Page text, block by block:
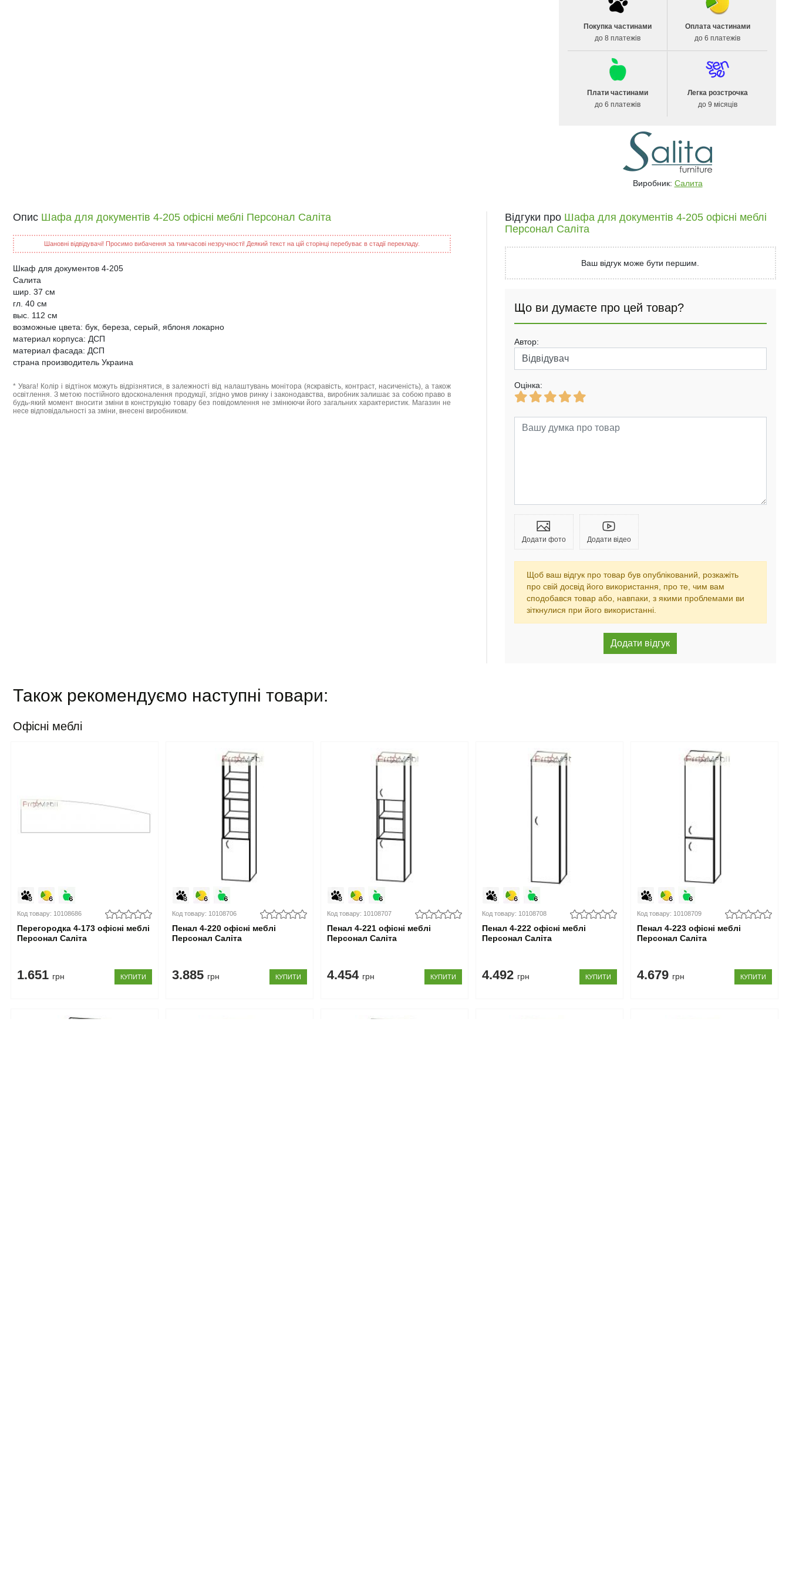
Покупка частинами
до 8 платежів
Оплата частинами
до 6 платежів
Плати частинами
до 6 платежів
Легка розстрочка
до 9 місяців
Виробник: Салита
Опис Шафа для документів 4-205 офісні меблі Персонал Саліта
Шановні відвідувачі! Просимо вибачення за тимчасові незручності! Деякий текст на цій сторінці перебуває в стадії перекладу.
Шкаф для документов 4-205
Салита
шир. 37 см
гл. 40 см
выс. 112 см
возможные цвета: бук, береза, серый, яблоня локарно
материал корпуса: ДСП
материал фасада: ДСП
страна производитель Украина
* Увага! Колір і відтінок можуть відрізнятися, в залежності від налаштувань монітора (яскравість, контраст, насиченість), а також
освітлення. З метою постійного вдосконалення продукції, згідно умов ринку і законодавства, виробник залишає за собою право в
будь-який момент вносити зміни в конструкцію товару без повідомлення не змінюючи його загальних характеристик. Магазин не
несе відповідальності за зміни, внесені виробником.
Відгуки про Шафа для документів 4-205 офісні меблі
Персонал Саліта
Ваш відгук може бути першим.
Що ви думаєте про цей товар?
Автор:
Оцінка:
Додати фото Додати відео
Щоб ваш відгук про товар був опублікований, розкажіть
про свій досвід його використання, про те, чим вам
сподобався товар або, навпаки, з якими проблемами ви
зіткнулися при його використанні.
Також рекомендуємо наступні товари:
Офісні меблі
Код товару: 10108686
Перегородка 4-173 офісні меблі
Персонал Саліта
1.651 грн КУПИТИ
Код товару: 10108706
Пенал 4-220 офісні меблі
Персонал Саліта
3.885 грн КУПИТИ
Код товару: 10108707
Пенал 4-221 офісні меблі
Персонал Саліта
4.454 грн КУПИТИ
Код товару: 10108708
Пенал 4-222 офісні меблі
Персонал Саліта
4.492 грн КУПИТИ
Код товару: 10108709
Пенал 4-223 офісні меблі
Персонал Саліта
4.679 грн КУПИТИ